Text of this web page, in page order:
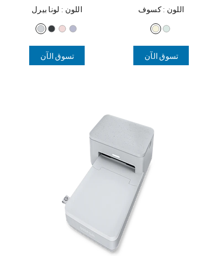
اللون : لونا بيرل
تسوق الآن
اللون : كسوف
تسوق الآن